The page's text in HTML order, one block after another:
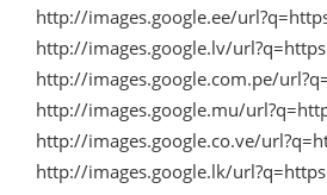
http://images.google.ee/
http://images.google.lv/
http://images.google.com.pe/
http://images.google.mu/
http://images.google.co.ve/
http://images.google.lk/